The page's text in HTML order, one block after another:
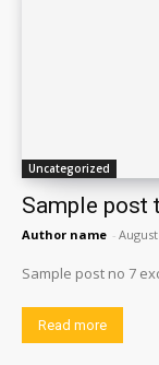
Uncategorized
Sample post
Author name -
Sample post no 7
Read more